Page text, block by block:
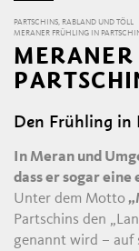
PARTSCHINS, RABLAND UND TÖLL
MERANER FRÜHLING IN
Den Frühling in
In Meran und
dass er sogar
Unter dem Motto
Partschins den
genannt wird – auf